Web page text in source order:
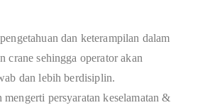
dan keterampilan dalam
crane sehingga operator akan
dan lebih berdisiplin.
mengerti persyaratan keselamatan &